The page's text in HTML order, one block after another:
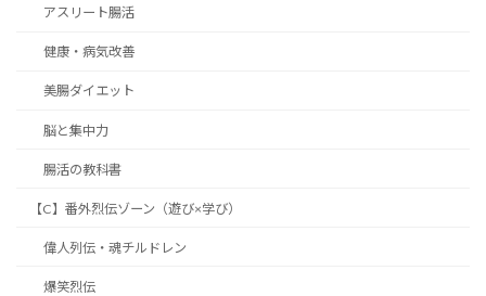
アスリート腸活
健康・病気改善
美腸ダイエット
脳と集中力
腸活の教科書
【C】番外烈伝ゾーン（遊び×学び）
偉人列伝・魂チルドレン
爆笑烈伝